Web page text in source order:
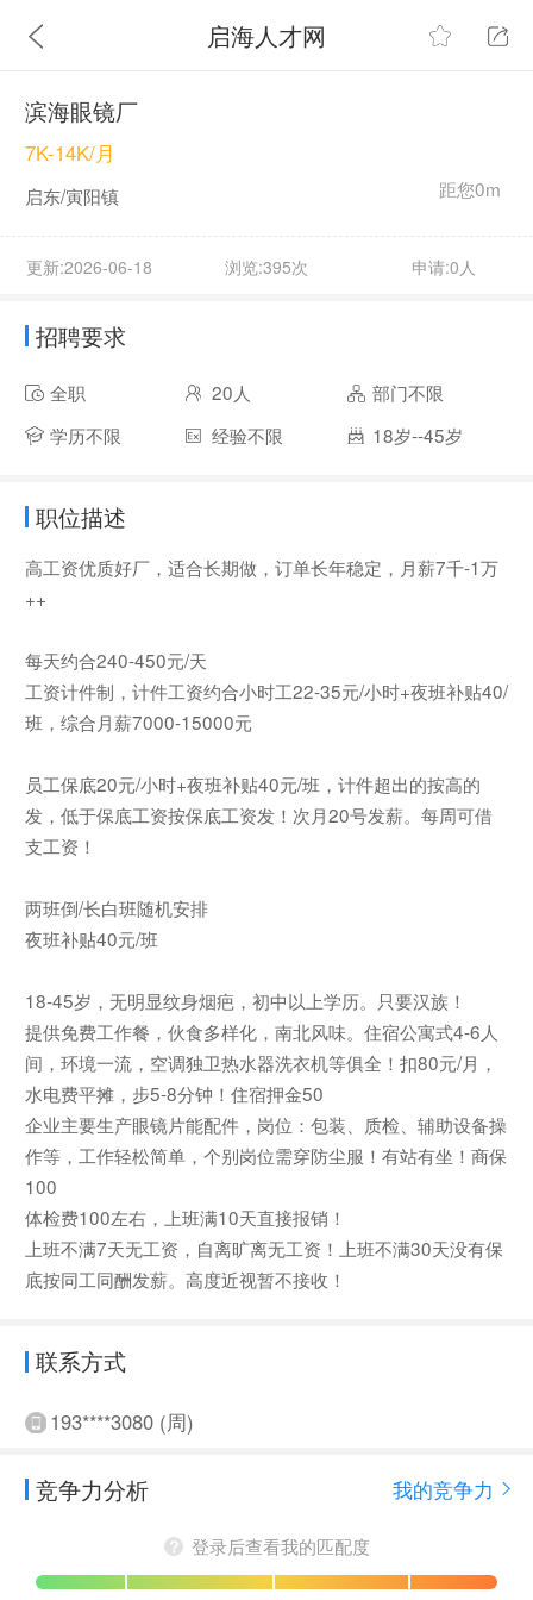
启海人才网
滨海眼镜厂
距您0m
7K-14K/月
启东/寅阳镇
更新:2026-06-18 浏览:395次 申请:0人
招聘要求
全职 20人
部门不限
学历不限
经验不限 18岁--45岁
职位描述
高工资优质好厂，适合长期做，订单长年稳定，月薪7千-1万
++
每天约合240-450元/天
工资计件制，计件工资约合小时工22-35元/小时+夜班补贴40/
班，综合月薪7000-15000元
员工保底20元/小时+夜班补贴40元/班，计件超出的按高的
发，低于保底工资按保底工资发！次月20号发薪。每周可借
支工资！
两班倒/长白班随机安排
夜班补贴40元/班
18-45岁，无明显纹身烟疤，初中以上学历。只要汉族！
提供免费工作餐，伙食多样化，南北风味。住宿公寓式4-6人
间，环境一流，空调独卫热水器洗衣机等俱全！扣80元/月，
水电费平摊，步5-8分钟！住宿押金50
企业主要生产眼镜片能配件，岗位：包装、质检、辅助设备操
作等，工作轻松简单，个别岗位需穿防尘服！有站有坐！商保
100
体检费100左右，上班满10天直接报销！
上班不满7天无工资，自离旷离无工资！上班不满30天没有保
底按同工同酬发薪。高度近视暂不接收！
联系方式
193****3080 (周)
竞争力分析 我的竞争力
登录后查看我的匹配度